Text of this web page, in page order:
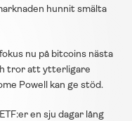
hunnit smälta
nu på bitcoins nästa
tror att ytterligare
Powell kan ge stöd.
en sju dagar lång